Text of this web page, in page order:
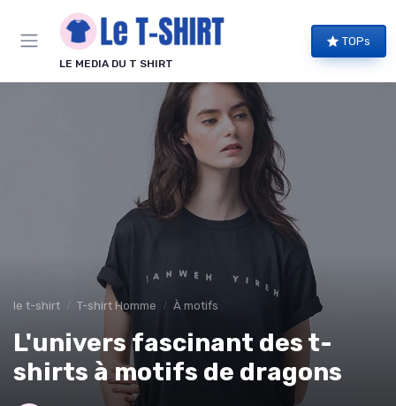
LE MEDIA DU T SHIRT
TOPs
le t-shirt T-shirt Homme À motifs
L'univers fascinant des t-
shirts à motifs de dragons
Panneau de gestion des cookies